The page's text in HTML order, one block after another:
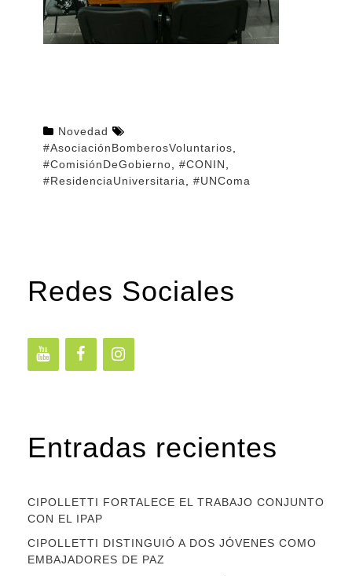
Novedad
#AsociaciónBomberosVoluntarios
#ComisiónDeGobierno
#CONIN
#ResidenciaUniversitaria
#UNComa
Redes Sociales
Entradas recientes
CIPOLLETTI FORTALECE EL TRABAJO CONJUNTO
CON EL IPAP
CIPOLLETTI DISTINGUIÓ A DOS JÓVENES COMO
EMBAJADORES DE PAZ